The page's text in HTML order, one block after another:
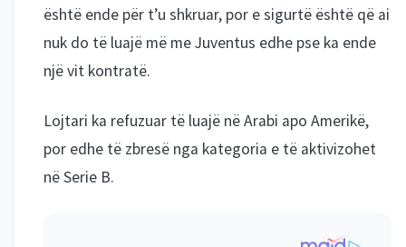
është ende për t’u shkruar, por e sigurtë është që ai
nuk do të luajë më me Juventus edhe pse ka ende
një vit kontratë.
Lojtari ka refuzuar të luajë në Arabi apo Amerikë,
por edhe të zbresë nga kategoria e të aktivizohet
në Serie B.